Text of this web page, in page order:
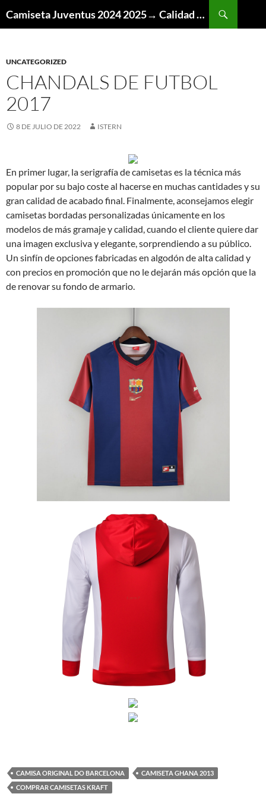
Camiseta Juventus 2024 2025→ Calidad Thai AAA
UNCATEGORIZED
CHANDALS DE FUTBOL
2017
8 DE JULIO DE 2022 ISTERN
En primer lugar, la serigrafía de camisetas es la técnica más
popular por su bajo coste al hacerse en muchas cantidades y su
gran calidad de acabado final. Finalmente, aconsejamos elegir
camisetas bordadas personalizadas únicamente en los
modelos de más gramaje y calidad, cuando el cliente quiere dar
una imagen exclusiva y elegante, sorprendiendo a su público.
Un sinfín de opciones fabricadas en algodón de alta calidad y
con precios en promoción que no le dejarán más opción que la
de renovar su fondo de armario.
CAMISA ORIGINAL DO BARCELONA
CAMISETA GHANA 2013
COMPRAR CAMISETAS KRAFT